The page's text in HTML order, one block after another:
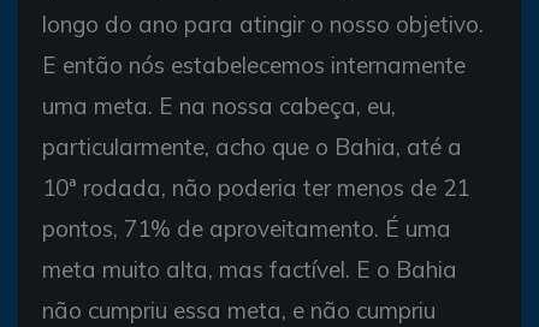
longo do ano para atingir o nosso objetivo.
E então nós estabelecemos internamente
uma meta. E na nossa cabeça, eu,
particularmente, acho que o Bahia, até a
10ª rodada, não poderia ter menos de 21
pontos, 71% de aproveitamento. É uma
meta muito alta, mas factível. E o Bahia
não cumpriu essa meta, e não cumpriu